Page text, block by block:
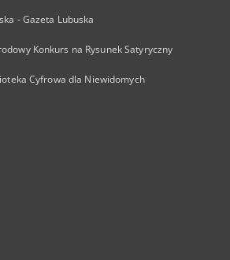
- Gazeta Lubuska
Konkurs na Rysunek Satyryczny
Cyfrowa dla Niewidomych